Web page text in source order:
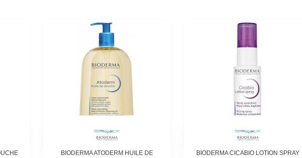
BIODERMA ATODERM HUILE DE
BIODERMA CICABIO LOTION SPRAY